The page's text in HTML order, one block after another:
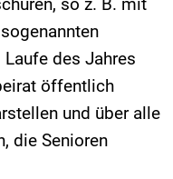
Laufe des Jahres
öffentlich
und über alle
die Senioren